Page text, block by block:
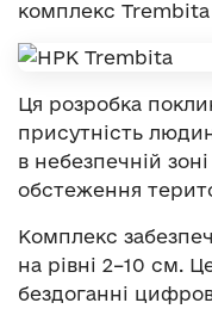
комплекс
Ця розробка
присутність
в небезпечній
обстеження
Комплекс
на рівні 2–10 см.
бездоганні